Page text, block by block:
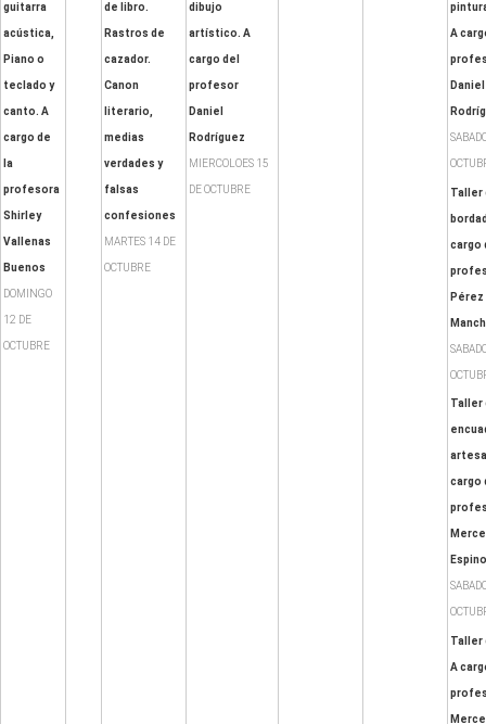
guitarra
acústica,
Piano o
teclado y
canto. A
cargo de
la
profesora
Shirley
Vallenas
Buenos
DOMINGO
12 DE
OCTUBRE
de libro.
Rastros de
cazador.
Canon
literario,
medias
verdades y
falsas
confesiones
MARTES 14 DE
OCTUBRE
dibujo
artístico. A
cargo del
profesor
Daniel
Rodríguez
MIERCOLOES 15
DE OCTUBRE
A
Daniel
Taller
cargo
Pérez
Taller
cargo
Taller
A